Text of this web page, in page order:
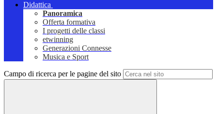
Didattica
Panoramica
Offerta formativa
I progetti delle classi
etwinning
Generazioni Connesse
Musica e Sport
Campo di ricerca per le pagine del sito